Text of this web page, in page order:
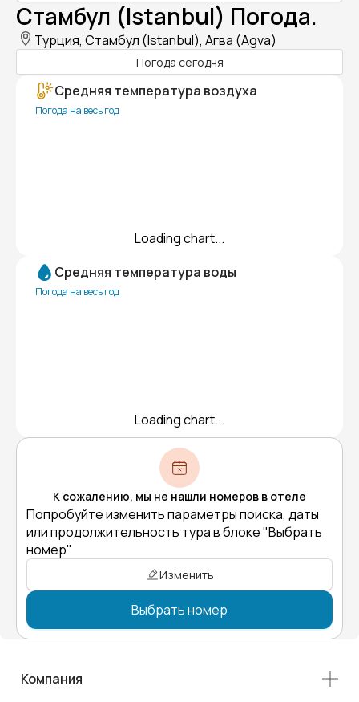
Стамбул (Istanbul) Погода.
Турция, Стамбул (Istanbul), Агва (Agva)
Погода сегодня
Средняя температура воздуха
Погода на весь год
Loading chart...
Средняя температура воды
Погода на весь год
Loading chart...
К сожалению, мы не нашли номеров в отеле
Попробуйте изменить параметры поиска, даты
или продолжительность тура в блоке "Выбрать
номер"
Изменить
Выбрать номер
Компания